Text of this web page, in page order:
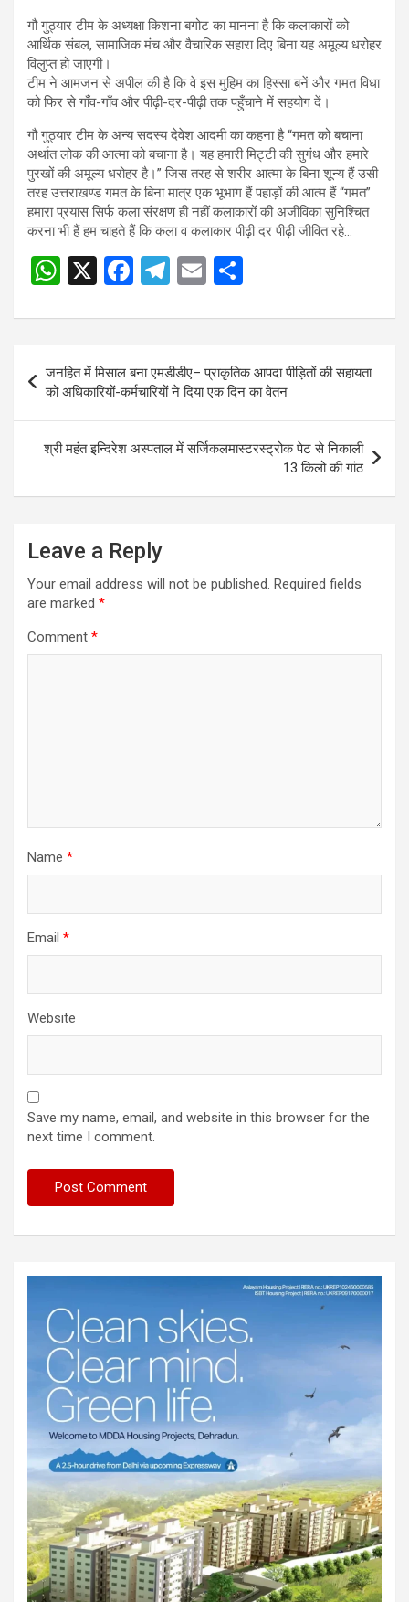
गौ गुठ्यार टीम के अध्यक्षा किशना बगोट का मानना है कि कलाकारों को
आर्थिक संबल, सामाजिक मंच और वैचारिक सहारा दिए बिना यह अमूल्य धरोहर
विलुप्त हो जाएगी।
टीम ने आमजन से अपील की है कि वे इस मुहिम का हिस्सा बनें और गमत विधा
को फिर से गाँव-गाँव और पीढ़ी-दर-पीढ़ी तक पहुँचाने में सहयोग दें।
गौ गुठ्यार टीम के अन्य सदस्य देवेश आदमी का कहना है “गमत को बचाना
अर्थात लोक की आत्मा को बचाना है। यह हमारी मिट्टी की सुगंध और हमारे
पुरखों की अमूल्य धरोहर है।” जिस तरह से शरीर आत्मा के बिना शून्य हैं उसी
तरह उत्तराखण्ड गमत के बिना मात्र एक भूभाग हैं पहाड़ों की आत्म हैं “गमत”
हमारा प्रयास सिर्फ कला संरक्षण ही नहीं कलाकारों की अजीविका सुनिश्चित
करना भी हैं हम चाहते हैं कि कला व कलाकार पीढ़ी दर पीढ़ी जीवित रहे…
W
at
s
A
p
p
X
F
ce
o
o
k
T
e
gr
a
m
E
ail ar
navigation
जनहित में मिसाल बना एमडीडीए– प्राकृतिक आपदा पीड़ितों की सहायता
को अधिकारियों-कर्मचारियों ने दिया एक दिन का वेतन
श्री महंत इन्दिरेश अस्पताल में सर्जिकलमास्टरस्ट्रोक पेट से निकाली
13 किलो की गांठ
Leave a Reply
Your email address will not be published. Required fields
are marked *
Comment *
Name *
Email *
Website
Save my name, email, and website in this browser for the
next time I comment.